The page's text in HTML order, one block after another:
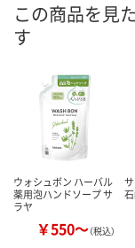
この商品を見
す
ウォシュボン ハーバル
薬用泡ハンドソープ サ
ラヤ
￥550～（税込）